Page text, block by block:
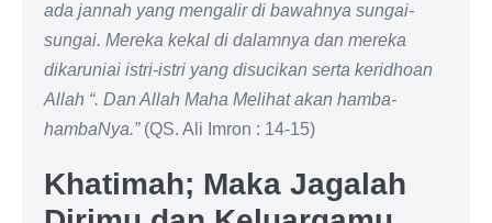
ada jannah yang mengalir di bawahnya sungai-
sungai. Mereka kekal di dalamnya dan mereka
dikaruniai istri-istri yang disucikan serta keridhoan
Allah “. Dan Allah Maha Melihat akan hamba-
hambaNya.” (QS. Ali Imron : 14-15)
Khatimah; Maka Jagalah